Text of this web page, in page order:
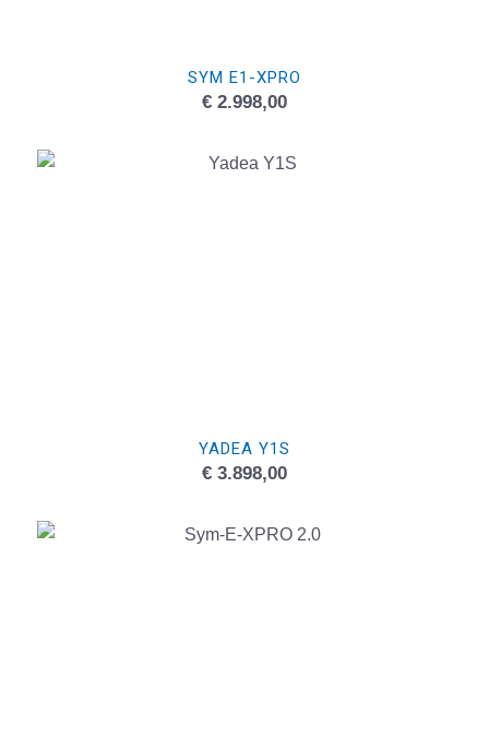
SYM E1-XPRO
€2.998,00
YADEA Y1S
€3.898,00